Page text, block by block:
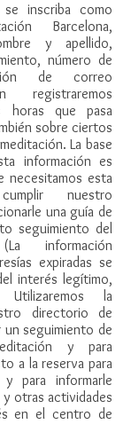
inscriba como
Barcelona,
y apellido,
número de
de correo
registraremos
horas que pasa
sobre ciertos
La base
información es
necesitamos esta
nuestro
una guía de
seguimiento del
información
expiradas se
interés legítimo,
la
directorio de
un seguimiento de
y para
a la reserva para
para informarle
otras actividades
en el centro de